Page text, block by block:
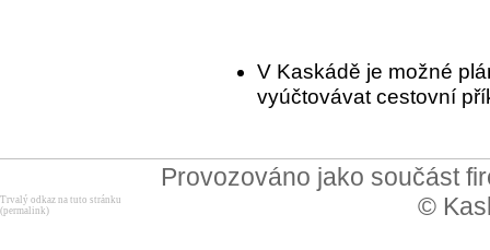
V Kaskádě je možné
vyúčtovávat cestovní
Provozováno jako součást
©
Trvalý odkaz na tuto stránku
(permalink)